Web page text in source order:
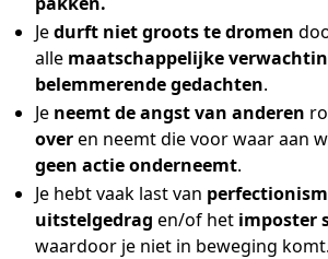
Jedurft niet groots te dromen
alle maatschappelijke
belemmerende gedachten.
Je neemt de angst van anderen
overen neemt die voor waar aan
geen actie onderneemt.
Je hebt vaak last van
uitstelgedrag en/of het imposter
waardoor je niet in beweging komt.